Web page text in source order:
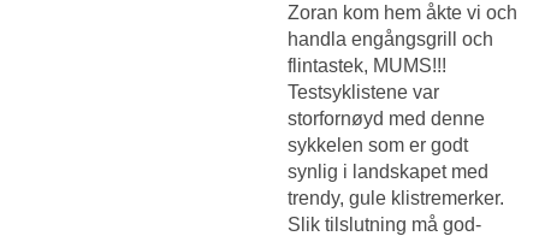
Zoran kom hem åkte vi och
handla engångsgrill och
flintastek, MUMS!!!
Testsyklistene var
storfornøyd med denne
sykkelen som er godt
synlig i landskapet med
trendy, gule klistremerker.
Slik tilslutning må god-